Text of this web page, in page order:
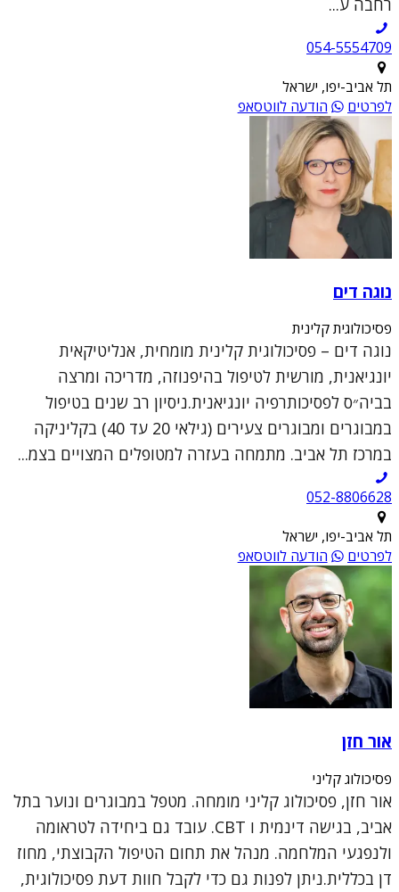
רחבה ע...
054-5554709
תל אביב-יפו, ישראל
לפרטים
הודעה לווטסאפ
נוגה דים
פסיכולוגית קלינית
נוגה דים – פסיכולוגית קלינית מומחית, אנליטיקאית
יונגיאנית, מורשית לטיפול בהיפנוזה, מדריכה ומרצה
בביה״ס לפסיכותרפיה יונגיאנית.ניסיון רב שנים בטיפול
במבוגרים ומבוגרים צעירים (גילאי 20 עד 40) בקליניקה
במרכז תל אביב. מתמחה בעזרה למטופלים המצויים בצמ...
052-8806628
תל אביב-יפו, ישראל
לפרטים
הודעה לווטסאפ
אור חזן
פסיכולוג קליני
אור חזן, פסיכולוג קליני מומחה. מטפל במבוגרים ונוער בתל
אביב, בגישה דינמית ו CBT. עובד גם ביחידה לטראומה
ולנפגעי המלחמה. מנהל את תחום הטיפול הקבוצתי, מחוז
דן בכללית.ניתן לפנות גם כדי לקבל חוות דעת פסיכולוגית,